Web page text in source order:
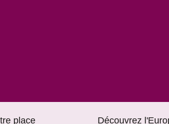
place Découvrez